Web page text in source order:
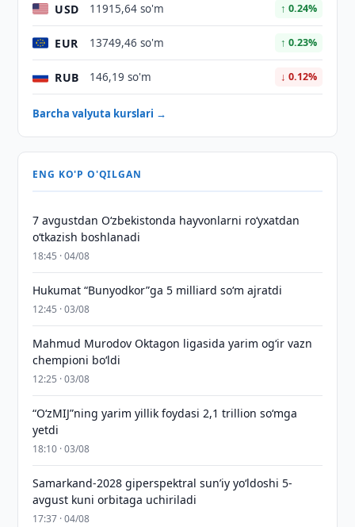
USD 11915,64 so'm ↑ 0.24%
EUR 13749,46 so'm ↑ 0.23%
RUB 146,19 so'm ↓ 0.12%
Barcha valyuta kurslari →
ENG KO'P O'QILGAN
7 avgustdan O‘zbekistonda hayvonlarni ro‘yxatdan
o‘tkazish boshlanadi
18:45 · 04/08
Hukumat “Bunyodkor”ga 5 milliard so‘m ajratdi
12:45 · 03/08
Mahmud Murodov Oktagon ligasida yarim og‘ir vazn
chempioni bo‘ldi
12:25 · 03/08
“O‘zMIJ”ning yarim yillik foydasi 2,1 trillion so‘mga
yetdi
18:10 · 03/08
Samarkand-2028 giperspektral sun’iy yo‘ldoshi 5-
avgust kuni orbitaga uchiriladi
17:37 · 04/08